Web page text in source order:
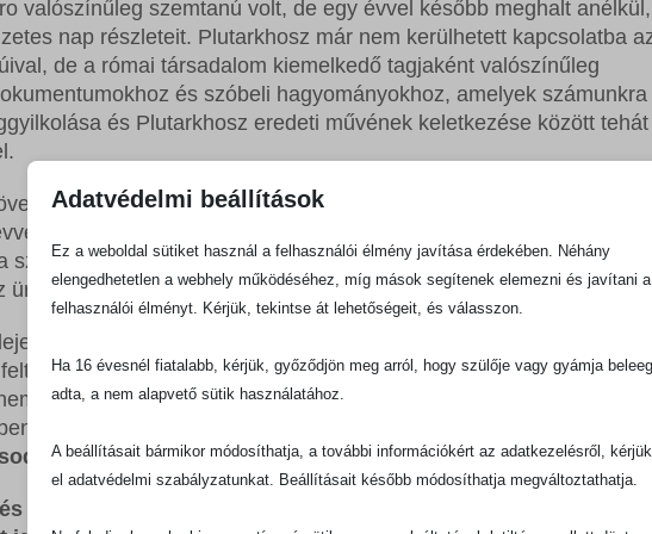
valószínűleg szemtanú volt, de egy évvel később meghalt
nap részleteit. Plutarkhosz már nem kerülhetett kapcsolatba
de a római társadalom kiemelkedő tagjaként valószínűleg
és szóbeli hagyományokhoz, amelyek
és Plutarkhosz eredeti művének keletkezése között tehát
a feltámadás szemtanúi és az esemény közeli résztvevői
Caesar halála után írta meg beszámolóját, addig az Újszövetség
szemtanúk még életben voltak, tehát meg tudták erősíteni vagy
üres sírt és a feltámadt Krisztus megjelenését.
hogy Jézus feltámadt a halálból (Gal 1,1). Ha Jézus Kr. u.
és az arról szóló legkorábbi eredeti kézirat között
rendelkezünk eredeti kézirattal sem Plutarkhosz, sem bármelyik
ami az ókori történelemben megszokottnak számít. Ezért
időintervallum .
a jelenleg létező
Adatvédelmi beállítások
Ez a weboldal sütiket használ a felhasználói élmény javítása érdekében. Néhány
elengedhetetlen a webhely működéséhez, míg mások segítenek elemezni és javítani a
felhasználói élményt. Kérjük, tekintse át lehetőségeit, és válasszon.
Ha 16 évesnél fiatalabb, kérjük, győződjön meg arról, hogy szülője vagy gyámja
adta, a nem alapvető sütik használatához.
A beállításait bármikor módosíthatja, a további információkért az adatkezelésről,
el adatvédelmi szabályzatunkat. Beállításait később módosíthatja megváltoztathatja.